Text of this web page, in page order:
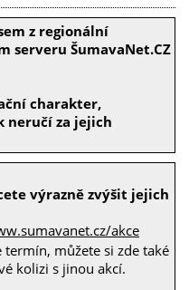
z regionální
serveru ŠumavaNet.CZ
charakter,
neručí za jejich
výrazně zvýšit jejich
akce
můžete si zde také
kolizi s jinou akcí.